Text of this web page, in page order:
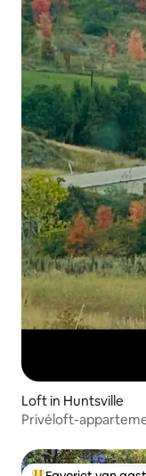
Loft in Huntsville
Privéloft-